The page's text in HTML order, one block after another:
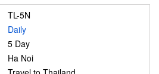
TL-5N
Daily
5 Day
Ha Noi